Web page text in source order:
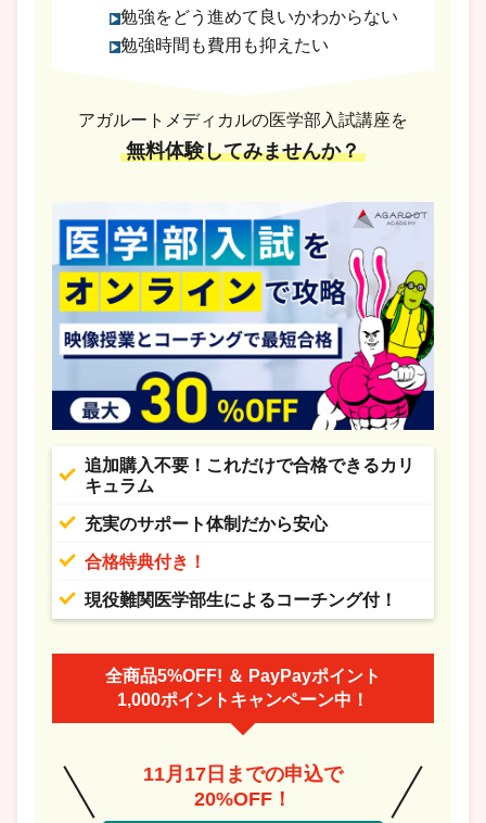
勉強をどう進めて良いかわからない
勉強時間も費用も抑えたい
アガルートメディカルの医学部入試講座を
無料体験してみませんか？
追加購入不要！これだけで合格できるカリ
キュラム
充実のサポート体制だから安心
合格特典付き！
現役難関医学部生によるコーチング付！
全商品5%OFF! ＆ PayPayポイント
1,000ポイントキャンペーン中！
11月17日までの申込で
20%OFF！